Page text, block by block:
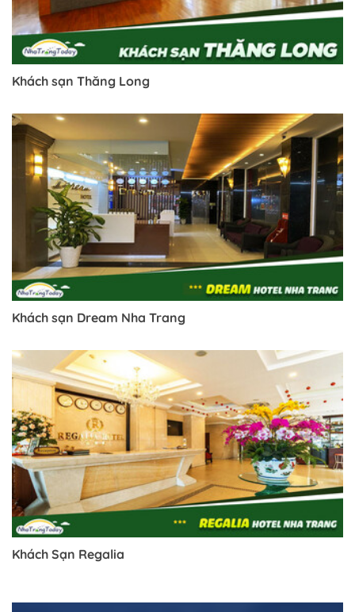
Khách sạn Thăng Long
Khách sạn Dream Nha Trang
Khách Sạn Regalia